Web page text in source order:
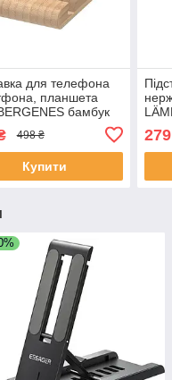
для телефона
планшета
бамбук
498 ₴
Купити
279